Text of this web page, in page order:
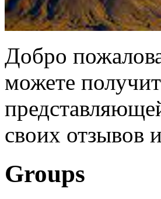
Добро
можете
своих отзывов
Groups